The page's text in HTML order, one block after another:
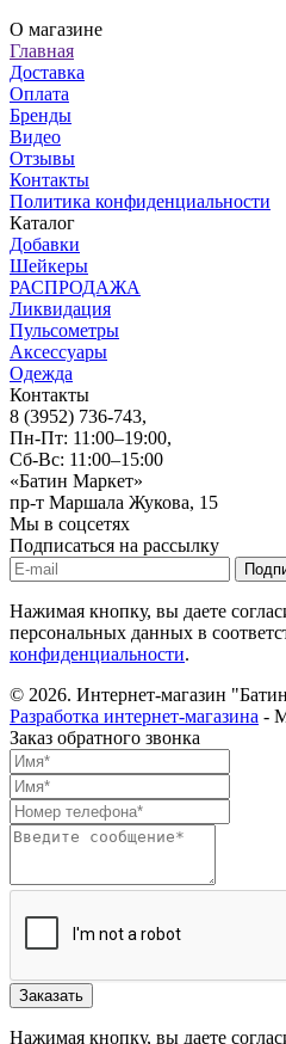
О магазине
Главная
Доставка
Оплата
Бренды
Видео
Отзывы
Контакты
Политика конфиденциальности
Каталог
Добавки
Шейкеры
РАСПРОДАЖА
Ликвидация
Пульсометры
Аксессуары
Одежда
Контакты
8 (3952) 736-743,
Пн-Пт: 11:00–19:00,
Сб-Вс: 11:00–15:00
«Батин Маркет»
пр-т Маршала Жукова, 15
Мы в соцсетях
Подписаться на рассылку
Нажимая кнопку, вы даете
персональных данных в
конфиденциальности.
© 2026. Интернет-магазин
Разработка интернет-магазина -
Заказ обратного звонка
Нажимая кнопку, вы даете